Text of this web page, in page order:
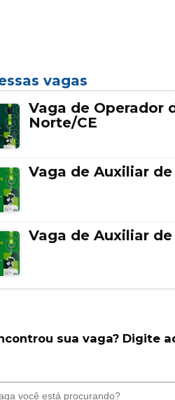
vagas
Vaga de Operador
Norte/CE
Vaga de Auxiliar
Vaga de Auxiliar
sua vaga? Digite